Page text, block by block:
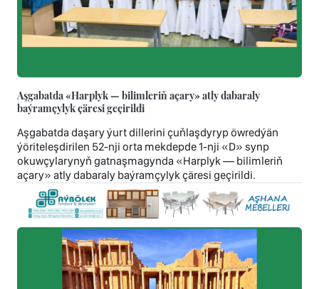
Aşgabatda «Harplyk — bilimleriň açary» atly dabaraly
baýramçylyk çäresi geçirildi
Aşgabatda daşary ýurt dillerini çuňlaşdyryp öwredýän
ýöriteleşdirilen 52-nji orta mekdepde 1-nji «D» synp
okuwçylarynyň gatnaşmagynda «Harplyk — bilimleriň
açary» atly dabaraly baýramçylyk çäresi geçirildi.